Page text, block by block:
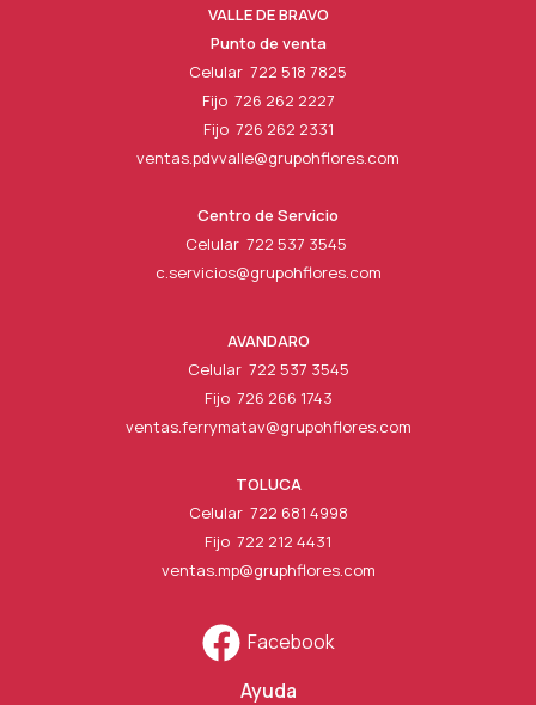
VALLE DE BRAVO
Punto de venta
Celular 722 518 7825
Fijo 726 262 2227
Fijo 726 262 2331
ventas.pdvvalle@grupohflores.com
Centro de Servicio
Celular 722 537 3545
c.servicios@grupohflores.com
AVANDARO
Celular 722 537 3545
Fijo 726 266 1743
ventas.ferrymatav@grupohflores.com
TOLUCA
Celular 722 681 4998
Fijo 722 212 4431
ventas.mp@gruphflores.com
Facebook
Ayuda